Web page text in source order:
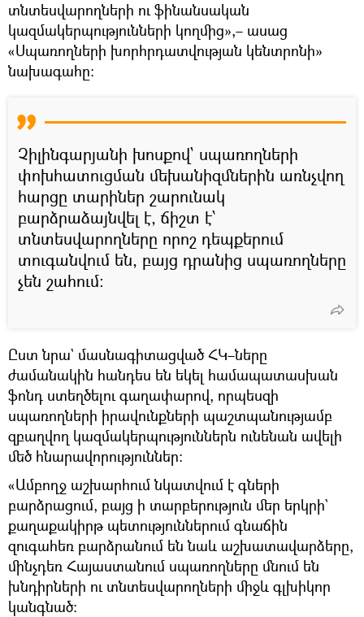
տնտեսվարողների ու ֆինանսական
կազմակերպությունների կողմից»,– ասաց
«Սպառողների խորհրդատվության կենտրոնի»
նախագահը։
Չիլինգարյանի խոսքով` սպառողների
փոխհատուցման մեխանիզմներին առնչվող
հարցը տարիներ շարունակ
բարձրաձայնվել է, ճիշտ է՝
տնտեսվարողները որոշ դեպքերում
տուգանվում են, բայց դրանից սպառողները
չեն շահում։
Ըստ նրա` մասնագիտացված ՀԿ–ները
ժամանակին հանդես են եկել համապատասխան
ֆոնդ ստեղծելու գաղափարով, որպեսզի
սպառողների իրավունքների պաշտպանությամբ
զբաղվող կազմակերպություններն ունենան ավելի
մեծ հնարավորություններ։
«Ամբողջ աշխարհում նկատվում է գների
բարձրացում, բայց ի տարբերություն մեր երկրի`
քաղաքակիրթ պետություններում գնաճին
զուգահեռ բարձրանում են նաև աշխատավարձերը,
մինչդեռ Հայաստանում սպառողները մնում են
խնդիրների ու տնտեսվարողների միջև գլխիկոր
կանգնած։